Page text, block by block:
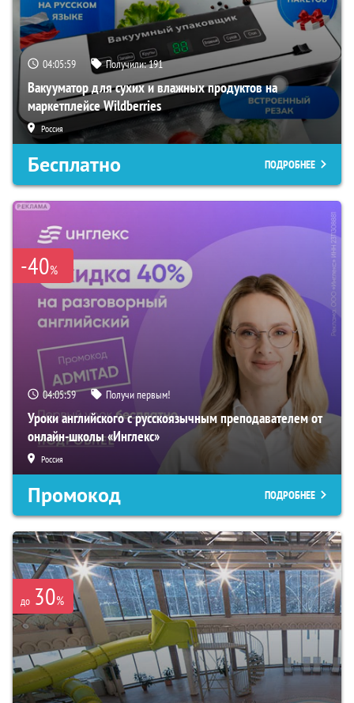
04:05:58 Получили:191
Вакууматор для сухих и влажных продуктов на
маркетплейсе Wildberries
Россия
Бесплатно ПОДРОБНЕЕ
-40%
04:05:58 Получи первым!
Уроки английского с русскоязычным преподавателем от
онлайн-школы «Инглекс»
Россия
Промокод ПОДРОБНЕЕ
до 30%